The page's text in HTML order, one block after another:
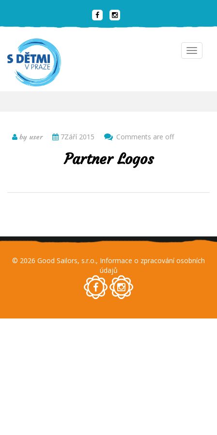
Toggle
by user 7Září 2015 Comments are off
Partner Logos
© 2026 Good Sailors, s.r.o., Informace o zpracování osobních
údajů